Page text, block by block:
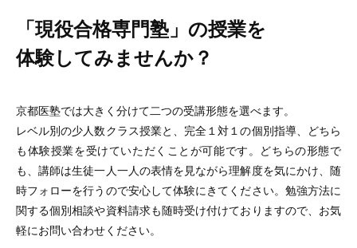
「現役合格専門塾」の授業を
体験してみませんか？
京都医塾では大きく分けて二つの受講形態を選べます。
レベル別の少人数クラス授業と、完全１対１の個別指導、どちら
も体験授業を受けていただくことが可能です。どちらの形態で
も、講師は生徒一人一人の表情を見ながら理解度を気にかけ、随
時フォローを行うので安心して体験にきてください。勉強方法に
関する個別相談や資料請求も随時受け付けておりますので、お気
軽にお問い合わせください。